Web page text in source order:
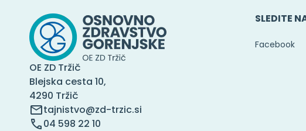
OE ZD Tržič
Blejska cesta 10,
4290 Tržič
tajnistvo@zd-trzic.si
04 598 22 10
SLEDITE
Facebook